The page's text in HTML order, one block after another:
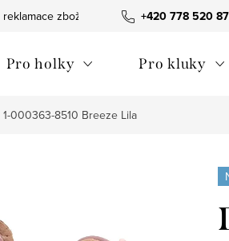
+420 778 520
zboží Obchodní podmínky
Pro holky Pro kluky
000363-8510 Breeze Lila